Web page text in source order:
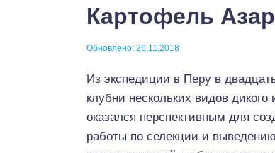
Картофель
Обновлено: 26.11.2018
Из экспедиции в Перу в
клубни нескольких видов
оказался перспективным для
работы по селекции и